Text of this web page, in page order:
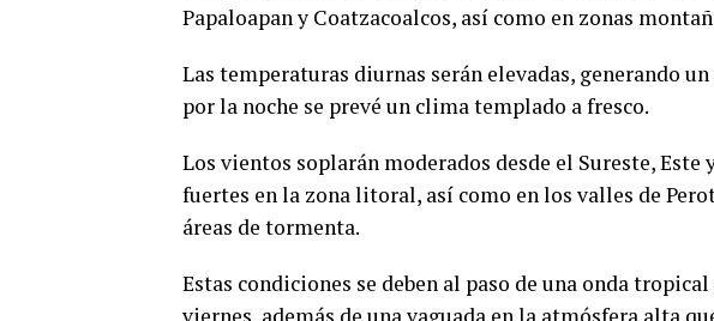
Papaloapan y Coatzacoalcos, así como en zonas
Las temperaturas diurnas serán elevadas, generando
por la noche se prevé un clima templado a fresco.
Los vientos soplarán moderados desde el Sureste, Este
fuertes en la zona litoral, así como en los valles de
áreas de tormenta.
Estas condiciones se deben al paso de una onda